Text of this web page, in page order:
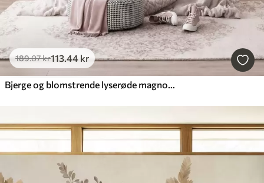
189.07kr113.44 kr
Bjerge og blomstrende lyserøde magnoliagrene, et landskab med dybde og tekstur